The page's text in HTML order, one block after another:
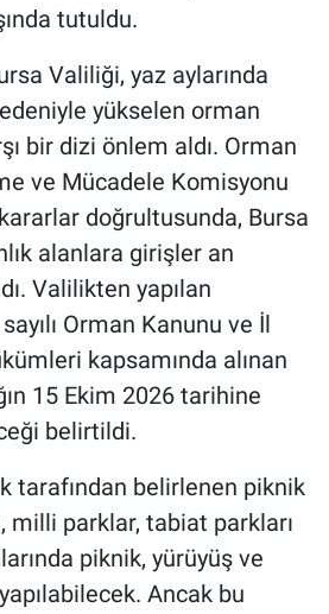
tutuldu.
Valiliği, yaz aylarında
yükselen orman
bir dizi önlem aldı. Orman
ve Mücadele Komisyonu
doğrultusunda, Bursa
alanlara girişler an
Valilikten yapılan
Orman Kanunu ve İl
kapsamında alınan
15 Ekim 2026 tarihine
belirtildi.
tarafından belirlenen piknik
milli parklar, tabiat parkları
piknik, yürüyüş ve
Ancak bu